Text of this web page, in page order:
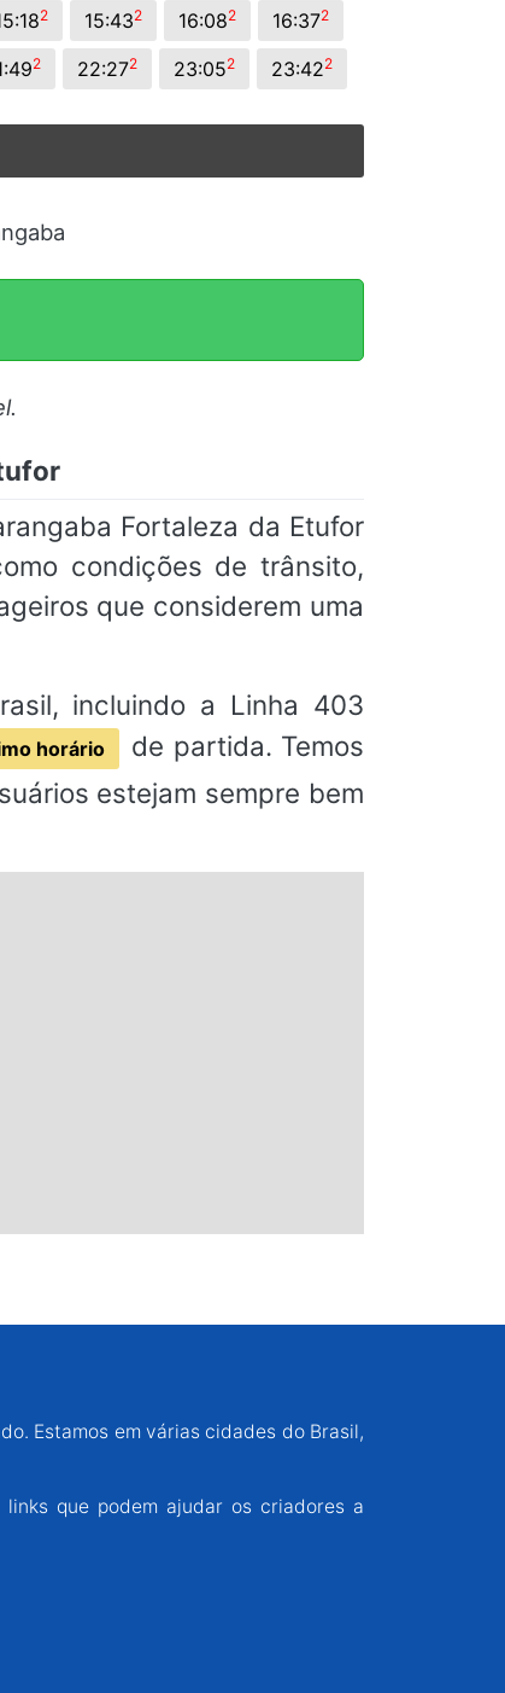
2 15:432 16:082 16:372
2 22:272 23:052 23:422
Fortaleza da Etufor
condições de trânsito,
que considerem uma
incluindo a Linha 403
horário
de partida. Temos
estejam sempre bem
Estamos em várias cidades do Brasil,
que podem ajudar os criadores a